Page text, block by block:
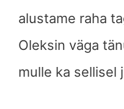
alustame raha
Oleksin väga
mulle ka sellisel